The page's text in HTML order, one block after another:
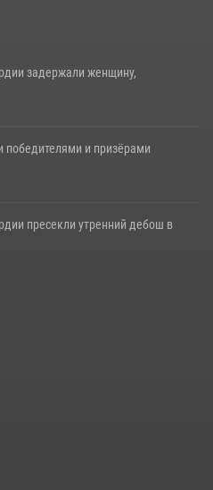
задержали женщину,
победителями и призёрами
пресекли утренний дебош в